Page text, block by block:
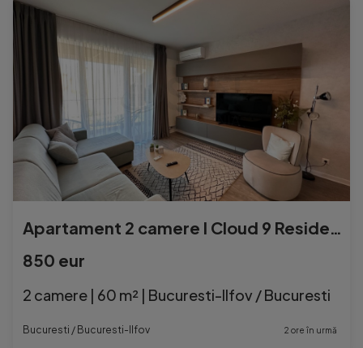
Apartament 2 camere I Cloud 9 Residence
850 eur
2 camere | 60 m² | Bucuresti-Ilfov / Bucuresti
Bucuresti / Bucuresti-Ilfov 2 ore în urmă